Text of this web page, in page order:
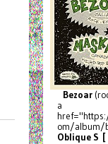
Bezoar
a
om/album/
Oblique S [